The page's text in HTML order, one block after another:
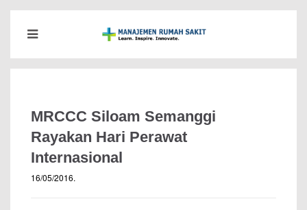
MRCCC Siloam Semanggi
Rayakan Hari Perawat
Internasional
16/05/2016.